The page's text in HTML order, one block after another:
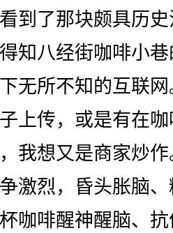
到了那块颇具历
知八经街咖啡小
无所不知的互联
上传，或是有在
我想又是商家炒
激烈，昏头胀脑
咖啡醒神醒脑、